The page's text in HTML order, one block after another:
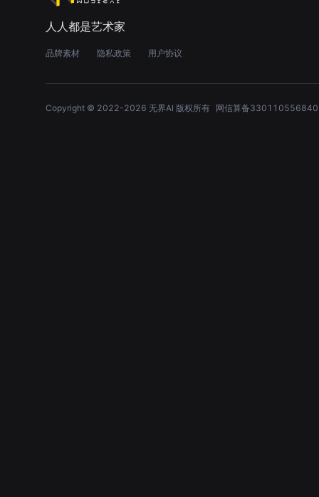
人人都是艺术家
品牌素材 隐私政策 用户协议
Copyright © 2022-2026 无界AI 版权所有 网信算备